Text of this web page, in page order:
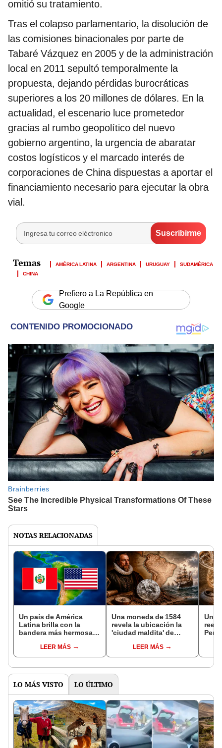
omitió su tratamiento.
Tras el colapso parlamentario, la disolución de
las comisiones binacionales por parte de
Tabaré Vázquez en 2005 y de la administración
local en 2011 sepultó temporalmente la
propuesta, dejando pérdidas burocráticas
superiores a los 20 millones de dólares. En la
actualidad, el escenario luce prometedor
gracias al rumbo geopolítico del nuevo
gobierno argentino, la urgencia de abaratar
costos logísticos y el marcado interés de
corporaciones de China dispuestas a aportar el
financiamiento necesario para ejecutar la obra
vial.
AMÉRICA LATINA ARGENTINA URUGUAY
SUDAMÉRICA
CHINA
Prefiero a La República en
Google
NOTAS RELACIONADAS
Un país de América
Latina brilla con la
bandera más hermosa
a Perú y Estados Unidos
LEER MÁS
Una moneda de 1584
revela la ubicación la
'ciudad maldita' de
españoles intentaron
poblar, pero terminó en
LEER MÁS
Un
LO MÁS VISTO LO ÚLTIMO